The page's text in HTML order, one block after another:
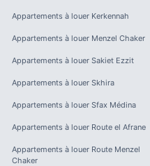
Appartements à louer Kerkennah
Appartements à louer Menzel Chaker
Appartements à louer Sakiet Ezzit
Appartements à louer Skhira
Appartements à louer Sfax Médina
Appartements à louer Route el Afrane
Appartements à louer Route Menzel
Chaker